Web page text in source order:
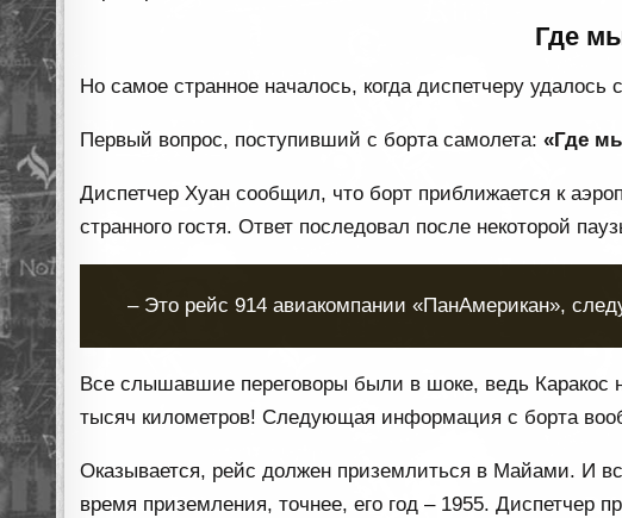
Где
Но самое странное началось, когда диспетчеру удалось
Первый вопрос, поступивший с борта самолета:«Где
Диспетчер Хуан сообщил, что борт приближается к
странного гостя. Ответ последовал после некоторой
– Это рейс 914 авиакомпании «ПанАмерикан»,
Все слышавшие переговоры были в шоке, ведь Каракос
тысяч километров! Следующая информация с борта
Оказывается, рейс должен приземлиться в Майами. И
время приземления, точнее, его год – 1955. Диспетчер